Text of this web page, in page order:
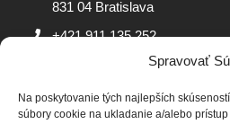
Spravovať
Na poskytovanie tých najlepších
súbory cookie na ukladanie a/alebo
831 04 Bratislava
+421 911 135 252